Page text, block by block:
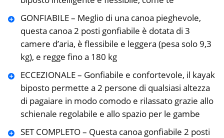
GONFIABILE – Meglio di una canoa pieghevole,
questa canoa 2 posti gonfiabile è dotata di 3
camere d’aria, è flessibile e leggera (pesa solo 9,3
kg), e regge fino a 180 kg
ECCEZIONALE – Gonfiabile e confortevole, il kayak
biposto permette a 2 persone di qualsiasi altezza
di pagaiare in modo comodo e rilassato grazie allo
schienale regolabile e allo spazio per le gambe
SET COMPLETO – Questa canoa gonfiabile 2 posti